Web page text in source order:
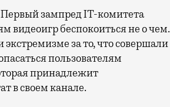
зампред IT-комитета
видеоигр беспокоиться не о чем.
за то, что совершали
пользователям
принадлежит
в своем канале.